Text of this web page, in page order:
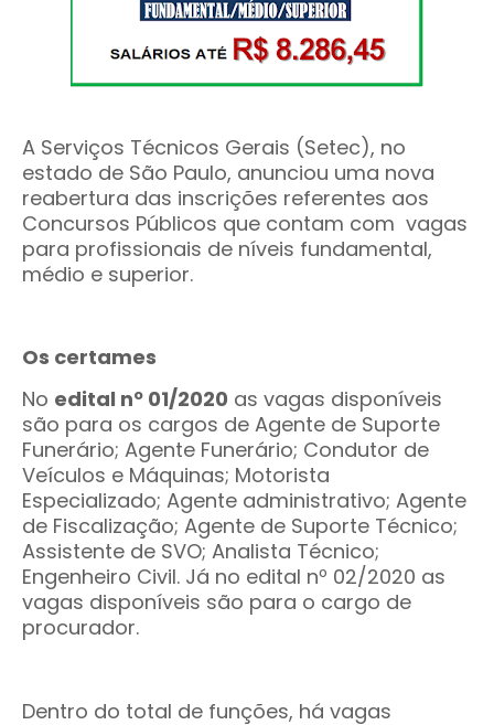
A Serviços Técnicos Gerais (Setec), no
estado de São Paulo, anunciou uma nova
reabertura das inscrições referentes aos
Concursos Públicos que contam com vagas
para profissionais de níveis fundamental,
médio e superior.
Os certames
No edital nº 01/2020 as vagas disponíveis
são para os cargos de Agente de Suporte
Funerário; Agente Funerário; Condutor de
Veículos e Máquinas; Motorista
Especializado; Agente administrativo; Agente
de Fiscalização; Agente de Suporte Técnico;
Assistente de SVO; Analista Técnico;
Engenheiro Civil. Já no edital nº 02/2020 as
vagas disponíveis são para o cargo de
procurador.
Dentro do total de funções, há vagas